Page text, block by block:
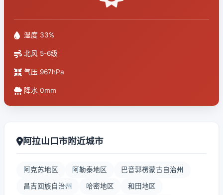
湿度 33%
北风 5-6级
气压 967hPa
降水 0mm
阿拉山口市附近城市
阿克苏地区 阿勒泰地区 巴音郭楞蒙古自治州
昌吉回族自治州 哈密地区 和田地区